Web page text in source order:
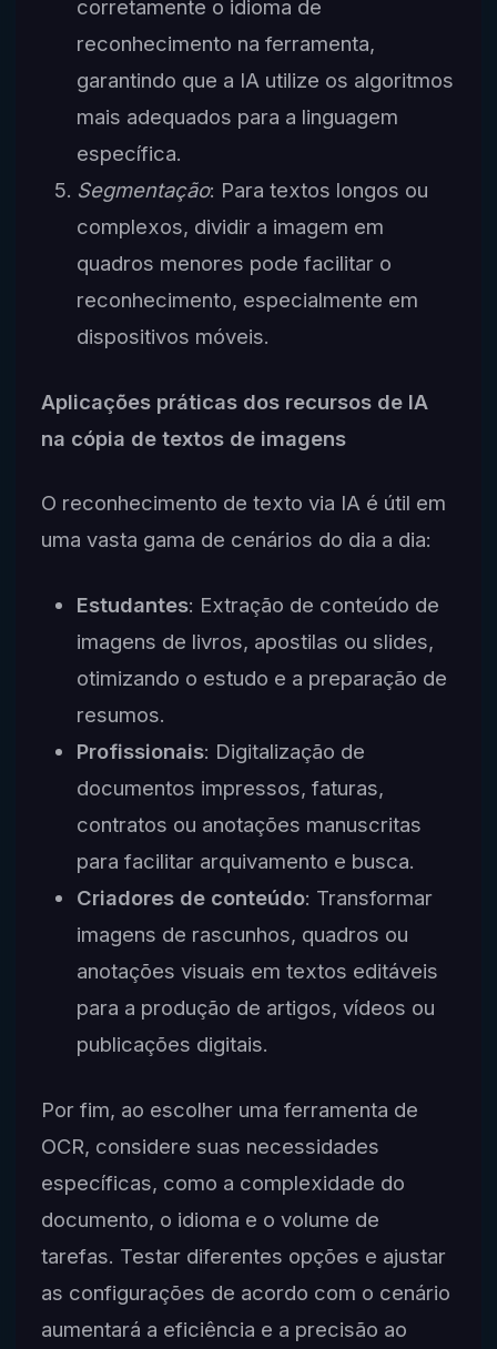
corretamente o idioma de
reconhecimento na ferramenta,
garantindo que a IA utilize os algoritmos
mais adequados para a linguagem
específica.
Segmentação: Para textos longos ou
complexos, dividir a imagem em
quadros menores pode facilitar o
reconhecimento, especialmente em
dispositivos móveis.
Aplicações práticas dos recursos de IA
na cópia de textos de imagens
O reconhecimento de texto via IA é útil em
uma vasta gama de cenários do dia a dia:
Estudantes: Extração de conteúdo de
imagens de livros, apostilas ou slides,
otimizando o estudo e a preparação de
resumos.
Profissionais: Digitalização de
documentos impressos, faturas,
contratos ou anotações manuscritas
para facilitar arquivamento e busca.
Criadores de conteúdo: Transformar
imagens de rascunhos, quadros ou
anotações visuais em textos editáveis
para a produção de artigos, vídeos ou
publicações digitais.
Por fim, ao escolher uma ferramenta de
OCR, considere suas necessidades
específicas, como a complexidade do
documento, o idioma e o volume de
tarefas. Testar diferentes opções e ajustar
as configurações de acordo com o cenário
aumentará a eficiência e a precisão ao